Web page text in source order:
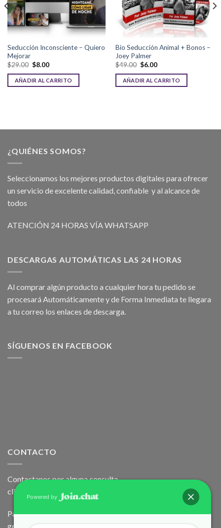
Seducción Inconsciente – Quiero
Mejorar
$29.00 $8.00
AÑADIR AL CARRITO
Bio Seducción Animal + Bonos –
Joey Palmer
$49.00 $6.00
AÑADIR AL CARRITO
¿QUIÉNES SOMOS?
Seleccionamos los mejores productos digitales para ofrecer
un servicio de excelente calidad, confiable y al alcance de
todos
ATENCIÓN 24 HORAS VÍA WHATSAPP
DESCARGAS AUTOMÁTICAS LAS 24 HORAS
Al comprar algún producto a cualquier hora tu pedido se
procesará Automáticamente y de Forma Inmediata te llegara
a tu correo los enlaces de descarga.
SÍGUENOS EN FACEBOOK
CONTACTO
Contactanos por alguna consulta
clicknovedades@gmail.com
Para los autores y la politica DMCA contactar al correo:
gedriat@gmail.com
Powered by